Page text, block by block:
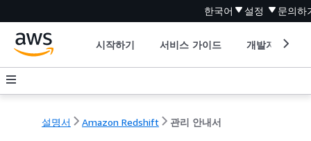
한국어 설정 문의하
시작하기 서비스 가이드 개발자 도구
설명서 Amazon Redshift 관리 안내서